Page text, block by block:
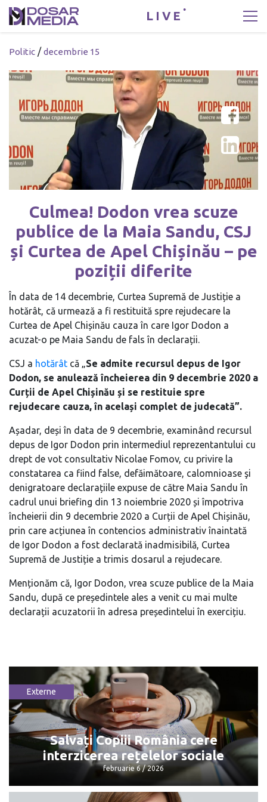
LIVE
Politic /decembrie 15
Culmea! Dodon vrea scuze
publice de la Maia Sandu, CSJ
și Curtea de Apel Chișinău – pe
poziții diferite
În data de 14 decembrie, Curtea Supremă de Justiție a
hotărât, că urmează a fi restituită spre rejudecare la
Curtea de Apel Chișinău cauza în care Igor Dodon a
acuzat-o pe Maia Sandu de fals în declarații.
CSJ a hotărât că „Se admite recursul depus de Igor
Dodon, se anulează încheierea din 9 decembrie 2020 a
Curții de Apel Chișinău și se restituie spre
rejudecare cauza, în același complet de judecată”.
Așadar, deși în data de 9 decembrie, examinând recursul
depus de Igor Dodon prin intermediul reprezentantului cu
drept de vot consultativ Nicolae Fomov, cu privire la
constatarea ca fiind false, defăimătoare, calomnioase şi
denigratoare declarațiile expuse de către Maia Sandu în
cadrul unui briefing din 13 noiembrie 2020 și împotriva
încheierii din 9 decembrie 2020 a Curții de Apel Chișinău,
prin care acțiunea în contencios administrativ înaintată
de Igor Dodon a fost declarată inadmisibilă, Curtea
Supremă de Justiție a trimis dosarul a rejudecare.
Menționăm că, Igor Dodon, vrea scuze publice de la Maia
Sandu, după ce președintele ales a venit cu mai multe
declarații acuzatorii în adresa președintelui în exercițiu.
Externe
Salvați Copiii România cere
interzicerea rețelelor sociale
februarie 6 / 2026